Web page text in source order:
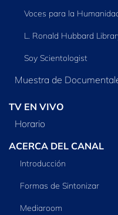
Voces para la
L. Ronald Hubbard
Soy Scientologist
Muestra de
TV EN VIVO
Horario
ACERCA DEL CANAL
Introducción
Formas de Sintonizar
Mediaroom